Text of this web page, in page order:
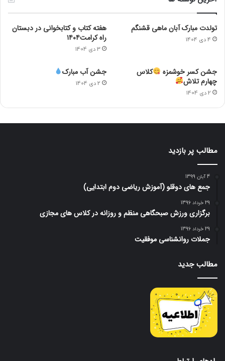
تولدت مبارک آبان ماهی قشنگم
4 دی 1404
هفته کتاب و کتابخوانی در دبستان
راه کرامت۱۴۰۴
3 دی 1404
جشن کسر خوشمزه
کلاس
چهارم تلاش
2 دی 1404
جشن آب مبارک
2 دی 1404
مطالب پر بازدید
4 آبان 1399
جمع های دوقلو (آموزش ریاضی دوم ابتدایی)
29 خرداد 1396
برگزاری ورزش صبحگاهی منظم و روزانه در کلاس های مجازی
29 خرداد 1396
جملات روانشناسی موفقیت
مطالب جدید